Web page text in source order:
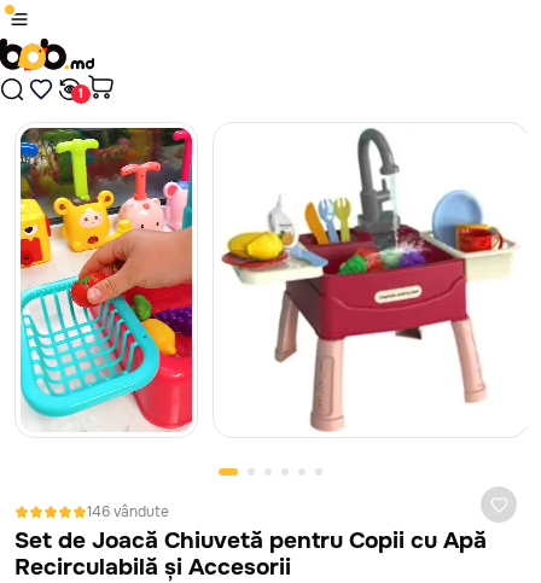
146 vândute
Set de Joacă Chiuvetă pentru Copii cu Apă
Recirculabilă și Accesorii
În cazul în care jucăria nu corespunde ca calitate, este defectă
sau nu arată așa cum te-ai așteptat, ai 14 zile la dispoziție să
ceri banii înapoi sau să schimbi jucăria. Vom prelua jucăria de la
tine de acasă sau oficiu, absolut gratuit. Mai mult despre
Plăți sigure cu card bancar, prin platforma MAIB, fără
comisioane, indiferent de banca ta.
Nici un rezultat găsit
Produsul a fost adăugat în coș
Continuă cumpărăturile
Treci în coș